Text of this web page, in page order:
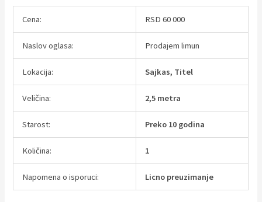
Cena: RSD 60 000
Naslov oglasa: Prodajem limun
Lokacija: Sajkas, Titel
Veličina: 2,5 metra
Starost: Preko 10 godina
Količina: 1
Napomena o isporuci: Licno preuzimanje